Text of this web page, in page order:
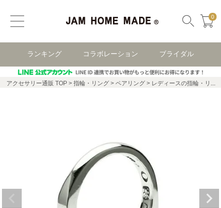
0
ランキング コラボレーション ブライダル
アクセサリー通販 TOP 指輪・リング ペアリング レディースの指輪・リング